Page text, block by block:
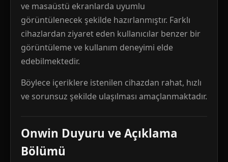
ve masaüstü ekranlarda uyumlu
görüntülenecek şekilde hazırlanmıştır. Farklı
cihazlardan ziyaret eden kullanıcılar benzer bir
görüntüleme ve kullanım deneyimi elde
edebilmektedir.
Böylece içeriklere istenilen cihazdan rahat, hızlı
ve sorunsuz şekilde ulaşılması amaçlanmaktadır.
Onwin Duyuru ve Açıklama
Bölümü